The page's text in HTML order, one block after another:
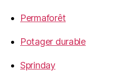
Permaforêt
Potager durable
Sprinday